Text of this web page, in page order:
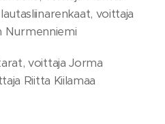
voittaja
Nurmenniemi
voittaja Jorma
Riitta Kiilamaa